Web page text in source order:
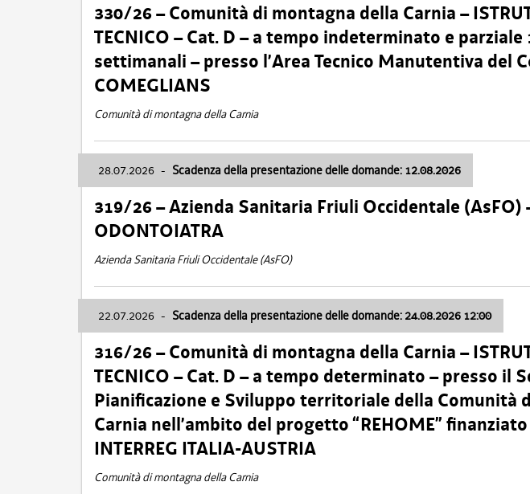
330/26 – Comunità di montagna della Carnia –
TECNICO – Cat. D – a tempo indeterminato e parziale
settimanali – presso l’Area Tecnico Manutentiva del
COMEGLIANS
Comunità di montagna della Carnia
28.07.2026 - Scadenza della presentazione delle domande: 12.08.2026
319/26 – Azienda Sanitaria Friuli Occidentale (AsFO)
ODONTOIATRA
Azienda Sanitaria Friuli Occidentale (AsFO)
22.07.2026 - Scadenza della presentazione delle domande: 24.08.2026 12:00
316/26 – Comunità di montagna della Carnia –
TECNICO – Cat. D – a tempo determinato – presso il
Pianificazione e Sviluppo territoriale della Comunità
Carnia nell’ambito del progetto “REHOME”
INTERREG ITALIA-AUSTRIA
Comunità di montagna della Carnia